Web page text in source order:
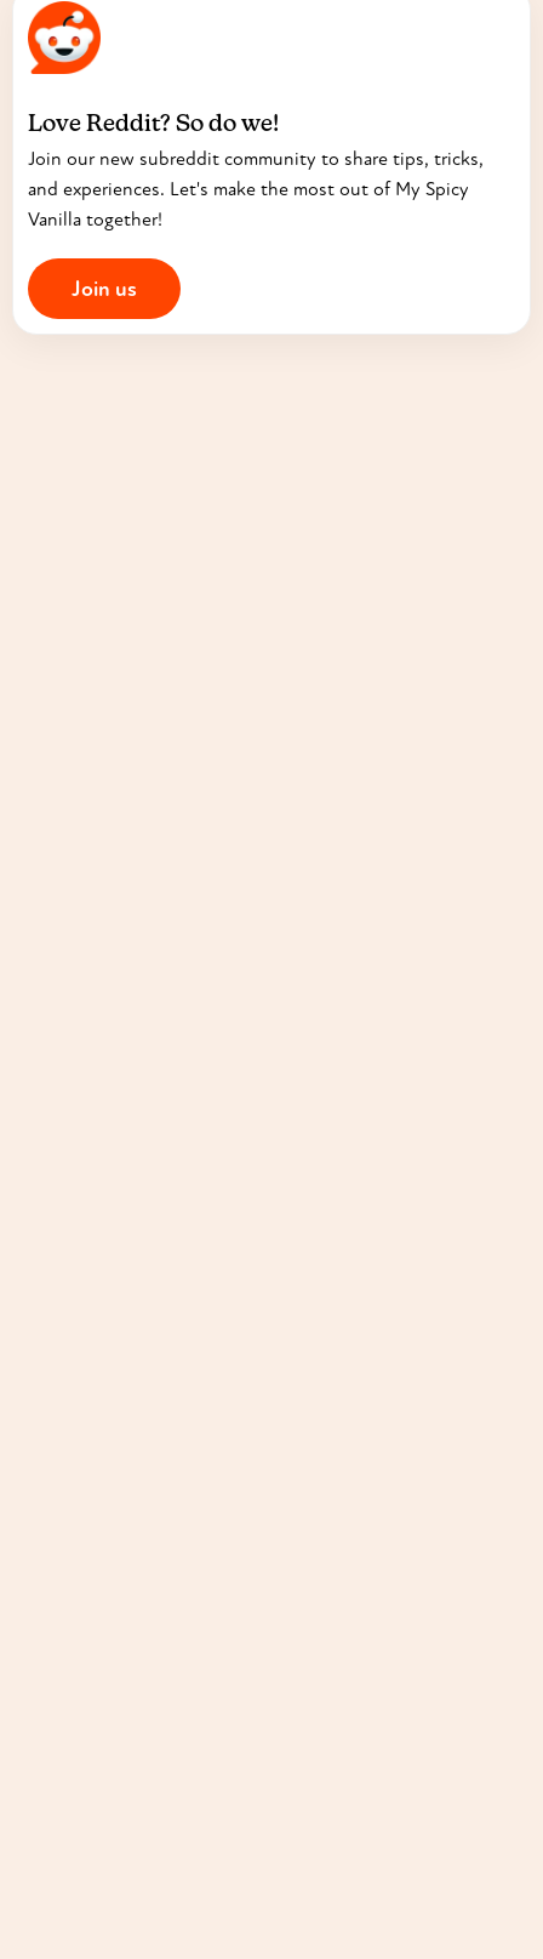
Love Reddit? So do we!
Join our new subreddit community to share tips, tricks,
and experiences. Let's make the most out of My Spicy
Vanilla together!
Join us